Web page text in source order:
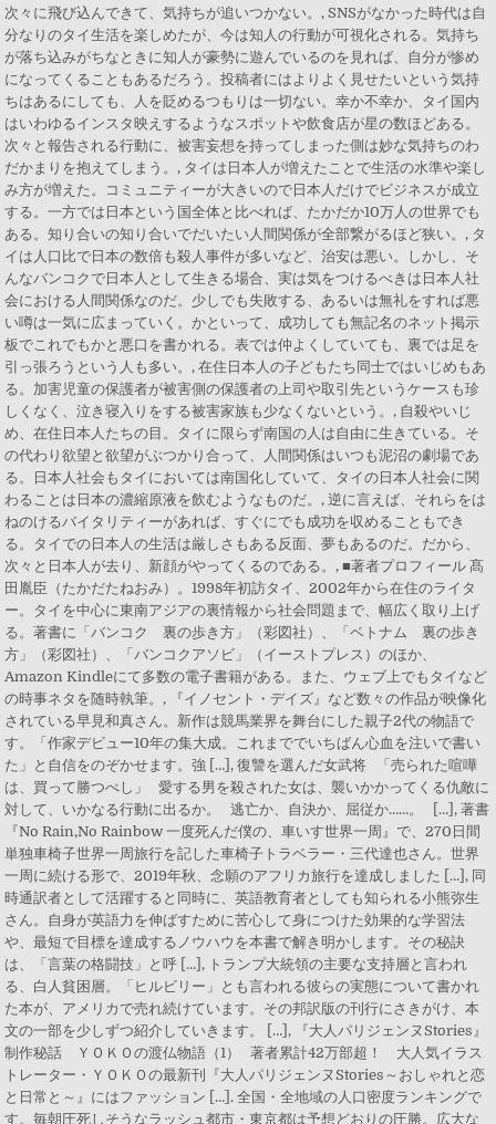
次々に飛び込んできて、気持ちが追いつかない。, SNSがなかった時代は自
分なりのタイ生活を楽しめたが、今は知人の行動が可視化される。気持ち
が落ち込みがちなときに知人が豪勢に遊んでいるのを見れば、自分が惨め
になってくることもあるだろう。投稿者にはよりよく見せたいという気持
ちはあるにしても、人を貶めるつもりは一切ない。幸か不幸か、タイ国内
はいわゆるインスタ映えするようなスポットや飲食店が星の数ほどある。
次々と報告される行動に、被害妄想を持ってしまった側は妙な気持ちのわ
だかまりを抱えてしまう。, タイは日本人が増えたことで生活の水準や楽し
み方が増えた。コミュニティーが大きいので日本人だけでビジネスが成立
する。一方では日本という国全体と比べれば、たかだか10万人の世界でも
ある。知り合いの知り合いでだいたい人間関係が全部繋がるほど狭い。, タ
イは人口比で日本の数倍も殺人事件が多いなど、治安は悪い。しかし、そ
んなバンコクで日本人として生きる場合、実は気をつけるべきは日本人社
会における人間関係なのだ。少しでも失敗する、あるいは無礼をすれば悪
い噂は一気に広まっていく。かといって、成功しても無記名のネット掲示
板でこれでもかと悪口を書かれる。表では仲よくしていても、裏では足を
引っ張ろうという人も多い。, 在住日本人の子どもたち同士ではいじめもあ
る。加害児童の保護者が被害側の保護者の上司や取引先というケースも珍
しくなく、泣き寝入りをする被害家族も少なくないという。, 自殺やいじ
め、在住日本人たちの目。タイに限らず南国の人は自由に生きている。そ
の代わり欲望と欲望がぶつかり合って、人間関係はいつも泥沼の劇場であ
る。日本人社会もタイにおいては南国化していて、タイの日本人社会に関
わることは日本の濃縮原液を飲むようなものだ。, 逆に言えば、それらをは
ねのけるバイタリティーがあれば、すぐにでも成功を収めることもでき
る。タイでの日本人の生活は厳しさもある反面、夢もあるのだ。だから、
次々と日本人が去り、新顔がやってくるのである。, ■著者プロフィール 髙
田胤臣（たかだたねおみ）。1998年初訪タイ、2002年から在住のライタ
ー。タイを中心に東南アジアの裏情報から社会問題まで、幅広く取り上げ
る。著書に「バンコク 裏の歩き方」（彩図社）、「ベトナム 裏の歩き
方」（彩図社）、「バンコクアソビ」（イーストプレス）のほか、
Amazon Kindleにて多数の電子書籍がある。また、ウェブ上でもタイなど
の時事ネタを随時執筆。, 『イノセント・デイズ』など数々の作品が映像化
されている早見和真さん。新作は競馬業界を舞台にした親子2代の物語で
す。「作家デビュー10年の集大成。これまででいちばん心血を注いで書い
た」と自信をのぞかせます。強 […], 復讐を選んだ女武将 「売られた喧嘩
は、買って勝つべし」 愛する男を殺された女は、襲いかかってくる仇敵に
対して、いかなる行動に出るか。 逃亡か、自決か、屈従か……。 […], 著書
『No Rain,No Rainbow 一度死んだ僕の、車いす世界一周』で、270日間
単独車椅子世界一周旅行を記した車椅子トラベラー・三代達也さん。世界
一周に続ける形で、2019年秋、念願のアフリカ旅行を達成しました […], 同
時通訳者として活躍すると同時に、英語教育者としても知られる小熊弥生
さん。自身が英語力を伸ばすために苦心して身につけた効果的な学習法
や、最短で目標を達成するノウハウを本書で解き明かします。その秘訣
は、「言葉の格闘技」と呼 […], トランプ大統領の主要な支持層と言われ
る、白人貧困層。「ヒルビリー」とも言われる彼らの実態について書かれ
た本が、アメリカで売れ続けています。その邦訳版の刊行にさきがけ、本
文の一部を少しずつ紹介していきます。 […], 『大人パリジェンヌStories』
制作秘話 ＹＯＫＯの渡仏物語（1） 著者累計42万部超！ 大人気イラス
トレーター・ＹＯＫＯの最新刊『大人パリジェンヌStories～おしゃれと恋
と日常と～』にはファッション […]. 全国・全地域の人口密度ランキングで
す。毎朝圧死しそうなラッシュ都市・東京都は予想どおりの圧勝。広大な